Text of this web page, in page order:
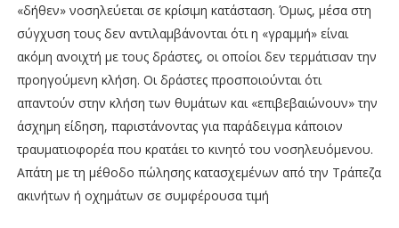
«δήθεν» νοσηλεύεται σε κρίσιμη κατάσταση. Όμως, μέσα στη
σύγχυση τους δεν αντιλαμβάνονται ότι η «γραμμή» είναι
ακόμη ανοιχτή με τους δράστες, οι οποίοι δεν τερμάτισαν την
προηγούμενη κλήση. Οι δράστες προσποιούνται ότι
απαντούν στην κλήση των θυμάτων και «επιβεβαιώνουν» την
άσχημη είδηση, παριστάνοντας για παράδειγμα κάποιον
τραυματιοφορέα που κρατάει το κινητό του νοσηλευόμενου.
Απάτη με τη μέθοδο πώλησης κατασχεμένων από την Τράπεζα
ακινήτων ή οχημάτων σε συμφέρουσα τιμή